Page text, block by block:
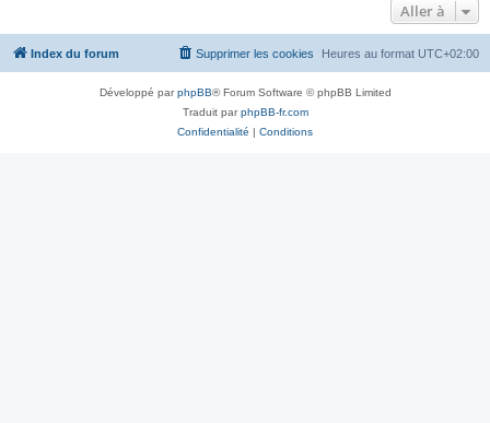
Aller à
Index du forum Heures au format UTC+02:00
Supprimer les cookies
Développé parphpBB® Forum Software © phpBB Limited
Traduit parphpBB-fr.com
Confidentialité | Conditions